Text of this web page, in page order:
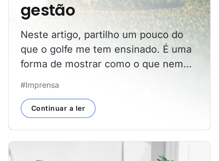
gestão
Neste artigo, partilho um pouco do
que o golfe me tem ensinado. É uma
forma de mostrar como o que nem
para a nossa vida profissional.
#Imprensa
Continuar a ler